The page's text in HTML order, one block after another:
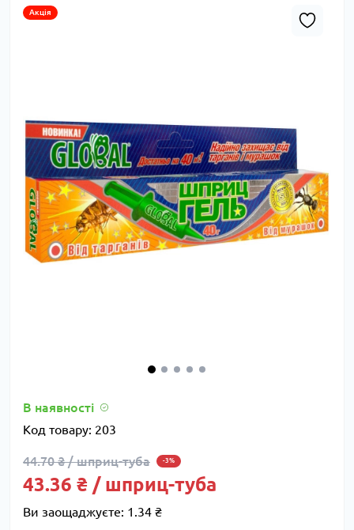
Акція
В наявності
Код товару: 203
44.70 ₴ / шприц-туба -3%
43.36 ₴ / шприц-туба
Ви заощаджуєте: 1.34 ₴